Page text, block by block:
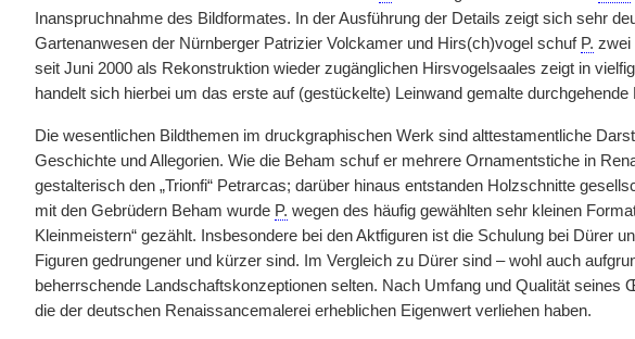
Inanspruchnahme des Bildformates. In der Ausführung der Details zeigt sich sehr
Gartenanwesen der Nürnberger Patrizier Volckamer und Hirs(ch)vogel schuf P. zwei
seit Juni 2000 als Rekonstruktion wieder zugänglichen Hirsvogelsaales zeigt in
handelt sich hierbei um das erste auf (gestückelte) Leinwand gemalte
Die wesentlichen Bildthemen im druckgraphischen Werk sind alttestamentliche
Geschichte und Allegorien. Wie die Beham schuf er mehrere Ornamentstiche in
gestalterisch den „Trionfi“ Petrarcas; darüber hinaus entstanden Holzschnitte
mit den Gebrüdern Beham wurde P. wegen des häufig gewählten sehr kleinen
Kleinmeistern“ gezählt. Insbesondere bei den Aktfiguren ist die Schulung bei Dürer
Figuren gedrungener und kürzer sind. Im Vergleich zu Dürer sind – wohl auch
beherrschende Landschaftskonzeptionen selten. Nach Umfang und Qualität
die der deutschen Renaissancemalerei erheblichen Eigenwert verliehen haben.